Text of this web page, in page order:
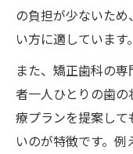
の負担が少ないた
い方に適しています。
また、矯正歯科の
者一人ひとりの歯
療プランを提案し
いのが特徴です。